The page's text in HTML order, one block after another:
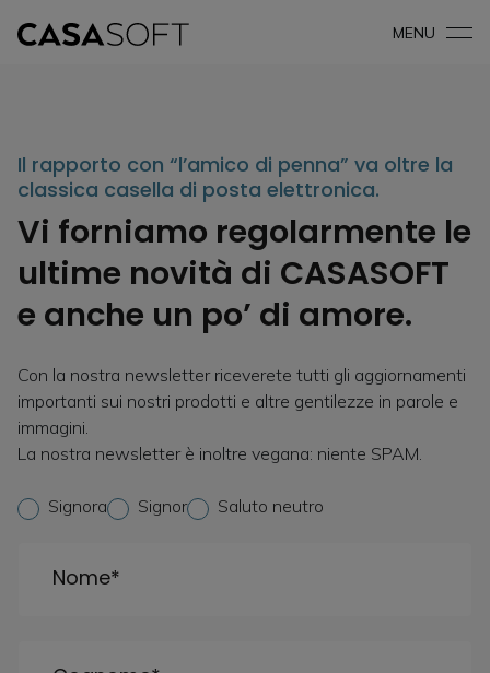
MENU
Il rapporto con “l’amico di penna” va oltre la
classica casella di posta elettronica.
Vi forniamo regolarmente le
ultime novità di CASASOFT
e anche un po’ di amore.
Con la nostra newsletter riceverete tutti gli aggiornamenti
importanti sui nostri prodotti e altre gentilezze in parole e
immagini.
La nostra newsletter è inoltre vegana: niente SPAM.
S
a
Signora Signor Saluto neutro
Nome*